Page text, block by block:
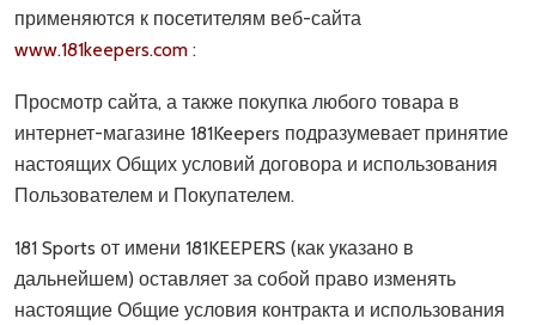
применяются к посетителям веб-сайта
www.181keepers.com :
Просмотр сайта, а также покупка любого товара в
интернет-магазине 181Keepers подразумевает принятие
настоящих Общих условий договора и использования
Пользователем и Покупателем.
181 Sports от имени 181KEEPERS (как указано в
дальнейшем) оставляет за собой право изменять
настоящие Общие условия контракта и использования